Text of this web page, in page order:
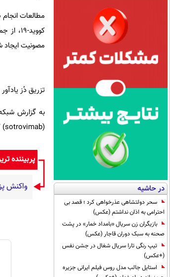
در حاشیه
سحر دولتشاهی عذرخواهی کرد ؛ قصد بی
احترامی به اذان نداشتم (عکس)
بازیگران زن سریال «بامداد خمار» در پشت
صحنه به سبک دوران قاجار (عکس)
تیپ رنگی تارا سریال شغال در جشن نفس
(+عکس)
استایل جالب مدل روس فیلم ایرانی جزیره
مصونیت ایجاد
تزریق دُز یادآور
(sotrovimab) که در حال حاضر علیه اُمیکرون استفاده می‌شود، مقاوم است.
پربیننده
واکنش